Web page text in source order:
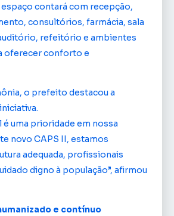
contará com recepção,
consultórios, farmácia, sala
refeitório e ambientes
oferecer conforto e
o prefeito destacou a
é uma prioridade em nossa
novo CAPS II, estamos
adequada, profissionais
digno à população”, afirmou
e contínuo